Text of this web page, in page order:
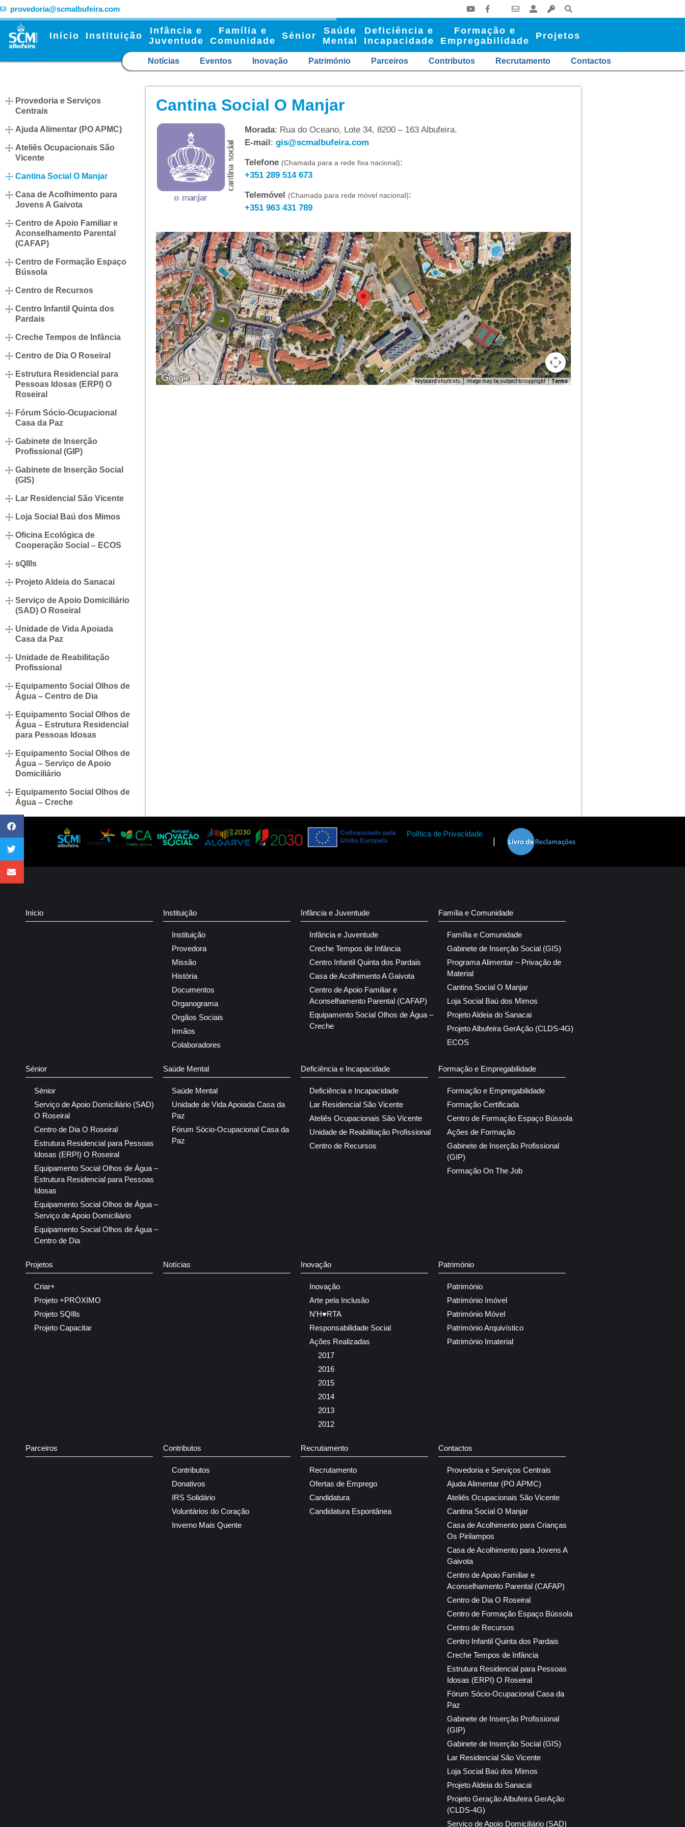
provedoria@scmalbufeira.com
Início Instituição
Infância e
Juventude
Família e
Comunidade
Sénior
Saúde
Mental
Deficiência e
Incapacidade
Formação e
Empregabilidade
Projetos
Notícias Eventos Inovação Património Parceiros Contributos Recrutamento Contactos
Provedoria e Serviços
Centrais
Ajuda Alimentar (PO APMC)
Ateliês Ocupacionais São
Vicente
Cantina Social O Manjar
Casa de Acolhimento para
Jovens A Gaivota
Centro de Apoio Familiar e
Aconselhamento Parental
(CAFAP)
Centro de Formação Espaço
Bússola
Centro de Recursos
Centro Infantil Quinta dos
Pardais
Creche Tempos de Infância
Centro de Dia O Roseiral
Estrutura Residencial para
Pessoas Idosas (ERPI) O
Roseiral
Fórum Sócio-Ocupacional
Casa da Paz
Gabinete de Inserção
Profissional (GIP)
Gabinete de Inserção Social
(GIS)
Lar Residencial São Vicente
Loja Social Baú dos Mimos
Oficina Ecológica de
Cooperação Social – ECOS
sQIlls
Projeto Aldeia do Sanacai
Serviço de Apoio Domiciliário
(SAD) O Roseiral
Unidade de Vida Apoiada
Casa da Paz
Unidade de Reabilitação
Profissional
Equipamento Social Olhos de
Água – Centro de Dia
Equipamento Social Olhos de
Água – Estrutura Residencial
para Pessoas Idosas
Equipamento Social Olhos de
Água – Serviço de Apoio
Domiciliário
Equipamento Social Olhos de
Água – Creche
Cantina Social O Manjar
Morada: Rua do Oceano, Lote 34, 8200 – 163 Albufeira.
E-mail:gis@scmalbufeira.com
Telefone (Chamada para a rede fixa nacional):
+351 289 514 673
Telemóvel (Chamada para rede móvel nacional):
+351 963 431 789
Keyboard shortcuts Image may be subject to copyright Terms
Política de Privacidade
Início Instituição
Instituição
Provedora
Missão
História
Documentos
Organograma
Orgãos Sociais
Irmãos
Colaboradores
Infância e Juventude
Infância e Juventude
Creche Tempos de Infância
Centro Infantil Quinta dos Pardais
Casa de Acolhimento A Gaivota
Centro de Apoio Familiar e
Aconselhamento Parental (CAFAP)
Equipamento Social Olhos de Água –
Creche
Família e Comunidade
Família e Comunidade
Gabinete de Inserção Social (GIS)
Programa Alimentar – Privação de
Material
Cantina Social O Manjar
Loja Social Baú dos Mimos
Projeto Aldeia do Sanacai
Projeto Albufeira GerAção (CLDS-4G)
ECOS
Sénior
Sénior
Serviço de Apoio Domiciliário (SAD)
O Roseiral
Centro de Dia O Roseiral
Estrutura Residencial para Pessoas
Idosas (ERPI) O Roseiral
Equipamento Social Olhos de Água –
Estrutura Residencial para Pessoas
Idosas
Equipamento Social Olhos de Água –
Serviço de Apoio Domiciliário
Equipamento Social Olhos de Água –
Centro de Dia
Saúde Mental
Saúde Mental
Unidade de Vida Apoiada Casa da
Paz
Fórum Sócio-Ocupacional Casa da
Paz
Deficiência e Incapacidade
Deficiência e Incapacidade
Lar Residencial São Vicente
Ateliês Ocupacionais São Vicente
Unidade de Reabilitação Profissional
Centro de Recursos
Formação e Empregabilidade
Formação e Empregabilidade
Formação Certificada
Centro de Formação Espaço Bússola
Ações de Formação
Gabinete de Inserção Profissional
(GIP)
Formação On The Job
Projetos
Criar+
Projeto +PRÓXIMO
Projeto SQIlls
Projeto Capacitar
Notícias Inovação
Inovação
Arte pela Inclusão
N’H♥RTA
Responsabilidade Social
Ações Realizadas
2017
2016
2015
2014
2013
2012
Património
Património
Património Imóvel
Património Móvel
Património Arquivístico
Património Imaterial
Parceiros Contributos
Contributos
Donativos
IRS Solidário
Voluntários do Coração
Inverno Mais Quente
Recrutamento
Recrutamento
Ofertas de Emprego
Candidatura
Candidatura Espontânea
Contactos
Provedoria e Serviços Centrais
Ajuda Alimentar (PO APMC)
Ateliês Ocupacionais São Vicente
Cantina Social O Manjar
Casa de Acolhimento para Crianças
Os Pirilampos
Casa de Acolhimento para Jovens A
Gaivota
Centro de Apoio Familiar e
Aconselhamento Parental (CAFAP)
Centro de Dia O Roseiral
Centro de Formação Espaço Bússola
Centro de Recursos
Centro Infantil Quinta dos Pardais
Creche Tempos de Infância
Estrutura Residencial para Pessoas
Idosas (ERPI) O Roseiral
Fórum Sócio-Ocupacional Casa da
Paz
Gabinete de Inserção Profissional
(GIP)
Gabinete de Inserção Social (GIS)
Lar Residencial São Vicente
Loja Social Baú dos Mimos
Projeto Aldeia do Sanacai
Projeto Geração Albufeira GerAção
(CLDS-4G)
Serviço de Apoio Domiciliário (SAD)